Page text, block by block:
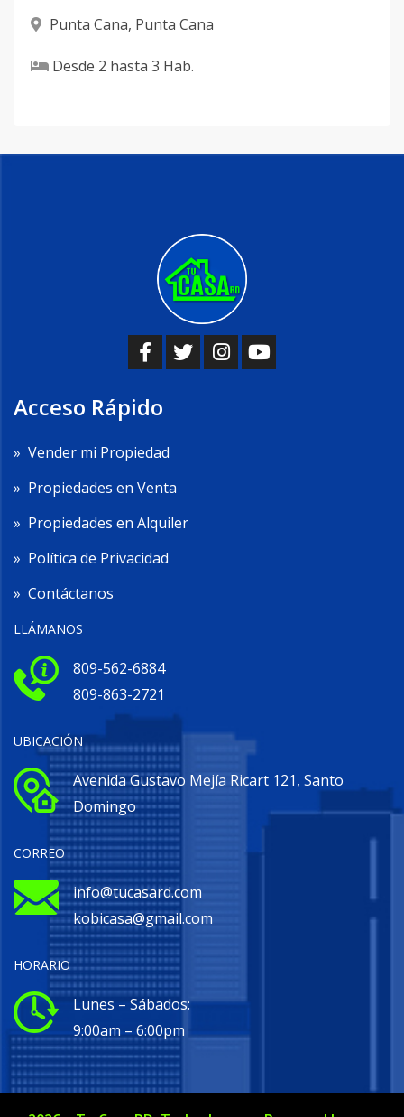
Punta Cana, Punta Cana
Desde 2 hasta 3 Hab.
Acceso Rápido
» Vender mi Propiedad
» Propiedades en Venta
» Propiedades en Alquiler
» Política de Privacidad
» Contáctanos
LLÁMANOS
809-562-6884
809-863-2721
UBICACIÓN
Avenida Gustavo Mejía Ricart 121, Santo
Domingo
CORREO
info@tucasard.com
kobicasa@gmail.com
HORARIO
Lunes – Sábados:
9:00am – 6:00pm